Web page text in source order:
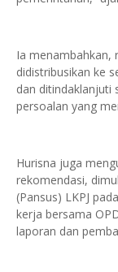
Ia menambahkan,
didistribusikan ke
dan ditindaklanjuti
persoalan yang
Hurisna juga
rekomendasi,
(Pansus) LKPJ
kerja bersama
laporan dan